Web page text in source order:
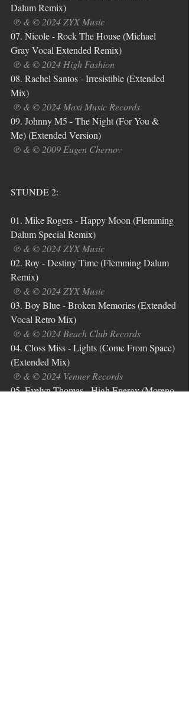
Dalum Remix)
℗ & © 2024 ZYX Music
07. Nicole - Rock The House (Michael
Gray Vocal Extended Remix)
℗ & © 2024 High Fashion
08. Rachel Santos - Irresistible (Extended
Mix)
℗ & © 2024 Maxi Music Records
09. Johnny M5 - The Night (For You &
Me) (Extended Version)
℗ & © 2009 Eugen Chernov
STUNDE 2:
01. Mike Rogers - Happy Moon (Flemming
Dalum Special Remix)
℗ & © 2024 ZYX Music
02. Roy - Destiny Time (Flemming Dalum
Remix)
℗ & © 2024 ZYX Music
03. Boy Blue - Broken Memories (Extended
Vocal Retro Mix)
℗ & © 2024 Beach Club Records
04. Closs Miss - Lights (Come From Space)
(Extended Mix)
℗ & © 2024 Venner Records
05. Evelyn Thomas - High Energy (Moreno